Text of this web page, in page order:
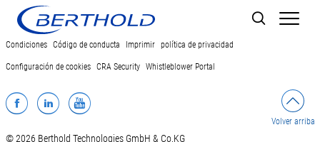
Condiciones Código de conducta Imprimir política de privacidad
Configuración de cookies CRA Security Whistleblower Portal
Facebook
LinkedInYouTube
Volver arriba
© 2026 Berthold Technologies GmbH & Co.KG